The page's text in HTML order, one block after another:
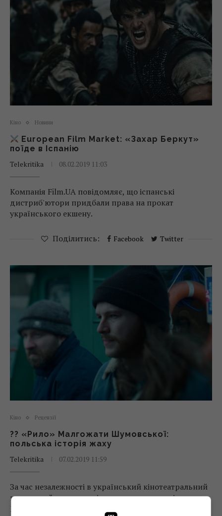
Кіно Новини
European Film Market: «Захар Беркут»
поїде в Іспанію
Telekritika
08.02.2019 11:03
Компанія Film.UA повідомляє, що іспанські
дистриб'ютори придбали права на прокат
українського екшену.
Поділитись: Facebook Twitter
Кіно Рецензії
?? «Рило» Малгожати Шумовської:
польська історія жаху
Telekritika
07.02.2019 11:59
За час незалежності в український кінотеатральний
прокат вийшло лише кілька польських стрічок.
Пересічний глядач відразу згадає «Холодну війну» і